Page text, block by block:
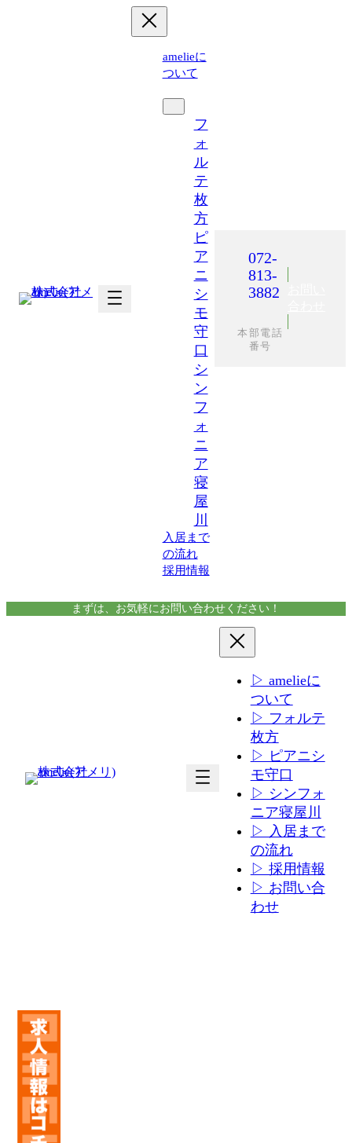
amelieに
ついて
フ
ォ
ル
テ
枚
方
ピ
ア
ニ
シ
モ
守
口
シ
ン
フ
ォ
ニ
ア
寝
屋
川
入居まで
の流れ
採用情報
072-
813-
3882
本部電話
番号
まずは、お気軽にお問い合わせください！
▷ amelieに
ついて
▷ フォルテ
枚方
▷ ピアニシ
モ守口
▷ シンフォ
ニア寝屋川
▷ 入居まで
の流れ
▷ 採用情報
▷ お問い合
わせ